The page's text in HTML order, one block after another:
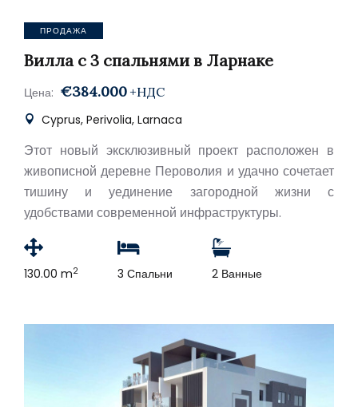
ПРОДАЖА
Вилла с 3 спальнями в Ларнаке
Цена: €384.000 +НДС
Cyprus, Perivolia, Larnaca
Этот новый эксклюзивный проект расположен в
живописной деревне Пероволия и удачно сочетает
тишину и уединение загородной жизни с
удобствами современной инфраструктуры.
130.00 m2 3 Спальни 2 Ванные